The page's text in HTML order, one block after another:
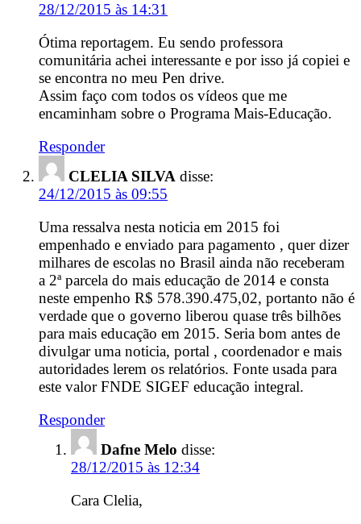
28/12/2015 às 14:31
Ótima reportagem. Eu sendo professora
comunitária achei interessante e por isso já copiei e
se encontra no meu Pen drive.
Assim faço com todos os vídeos que me
encaminham sobre o Programa Mais-Educação.
Responder
CLELIA SILVA disse:
24/12/2015 às 09:55
Uma ressalva nesta noticia em 2015 foi
empenhado e enviado para pagamento , quer dizer
milhares de escolas no Brasil ainda não receberam
a 2ª parcela do mais educação de 2014 e consta
neste empenho R$ 578.390.475,02, portanto não é
verdade que o governo liberou quase três bilhões
para mais educação em 2015. Seria bom antes de
divulgar uma noticia, portal , coordenador e mais
autoridades lerem os relatórios. Fonte usada para
este valor FNDE SIGEF educação integral.
Responder
Dafne Melo disse:
28/12/2015 às 12:34
Cara Clelia,